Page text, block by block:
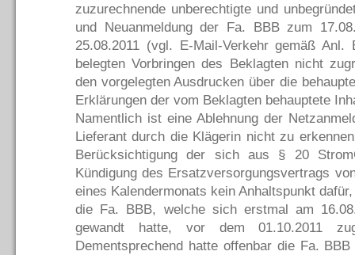
zuzurechnende unberechtigte und
und Neuanmeldung der Fa. BBB zum
25.08.2011 (vgl. E-Mail-Verkehr gemäß
belegten Vorbringen des Beklagten nicht
den vorgelegten Ausdrucken über die
Erklärungen der vom Beklagten behauptete
Namentlich ist eine Ablehnung der
Lieferant durch die Klägerin nicht zu
Berücksichtigung der sich aus § 20
Kündigung des Ersatzversorgungsvertrags
eines Kalendermonats kein Anhaltspunkt
die Fa. BBB, welche sich erstmal am
gewandt hatte, vor dem 01.10.2011
Dementsprechend hatte offenbar die Fa.